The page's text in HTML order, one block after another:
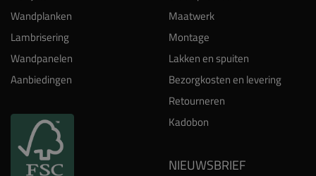
Wandplanken
Lambrisering
Wandpanelen
Aanbiedingen
Maatwerk
Montage
Lakken en spuiten
Bezorgkosten en levering
Retourneren
Kadobon
NIEUWSBRIEF